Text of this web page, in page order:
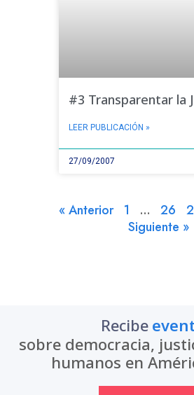
#3 Transparentar la
LEER PUBLICACIÓN »
27/09/2007
« Anterior 1 … 26
Siguiente »
Recibe
sobre democracia,
humanos en